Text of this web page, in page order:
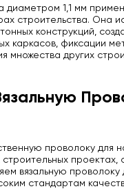
диаметром 1,1 мм
строительства. Она
конструкций,
каркасов, фиксации
множества других
проволоку для
проектах,
вязальную проволоку
стандартам